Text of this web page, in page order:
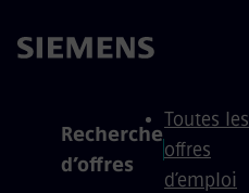
Recherche
d’offres
Toutes les
offres
d’emploi